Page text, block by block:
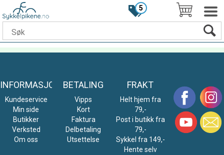
5
INFORMASJON
Kundeservice
Min side
Butikker
Verksted
Om oss
BETALING
Vipps
Kort
Faktura
Delbetaling
Utsettelse
FRAKT
Helt hjem fra
79,-
Post i butikk fra
79,-
Sykkel fra 149,-
Hente selv